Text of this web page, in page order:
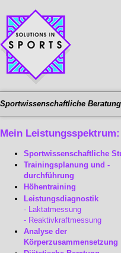
Sportwissenschaftliche Beratung
Mein Leistungsspektrum:
Sportwissenschaftliche
Trainingsplanung und -
durchführung
Höhentraining
Leistungsdiagnostik
Laktatmessung
Reaktivkraftmessung
Analyse der
Körperzusammensetzung